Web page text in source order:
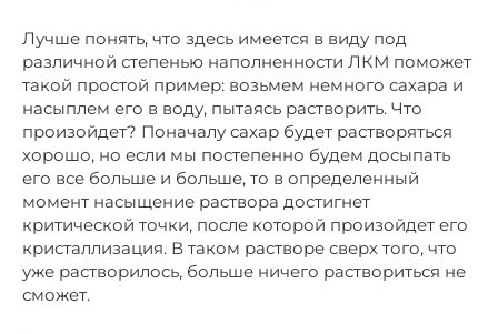
Лучше понять, что здесь имеется в виду под
различной степенью наполненности ЛКМ поможет
такой простой пример: возьмем немного сахара и
насыплем его в воду, пытаясь растворить. Что
произойдет? Поначалу сахар будет растворяться
хорошо, но если мы постепенно будем досыпать
его все больше и больше, то в определенный
момент насыщение раствора достигнет
критической точки, после которой произойдет его
кристаллизация. В таком растворе сверх того, что
уже растворилось, больше ничего раствориться не
сможет.